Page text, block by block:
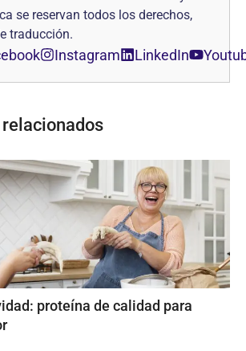
se reservan todos los derechos,
traducción.
Instagram LinkedIn
proteína de calidad para